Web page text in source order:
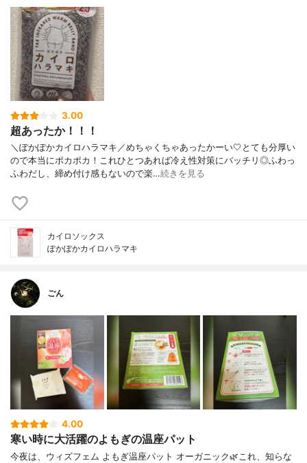
3.00
超あったか！！！
＼ぽかぽかカイロハラマキ／めちゃくちゃあったかーい🤍とても分厚い
ので本当にポカポカ！これひとつあれば冷え性対策にバッチリ◎ふわっ
ふわだし、締め付け感もないので楽…続きを見る
カイロソックス
ぽかぽかカイロハラマキ
ごん
4.00
寒い時に大活躍のよもぎの温座パット
今夜は、ウィズフェム よもぎ温座パット オーガニック🌿これ、知らな